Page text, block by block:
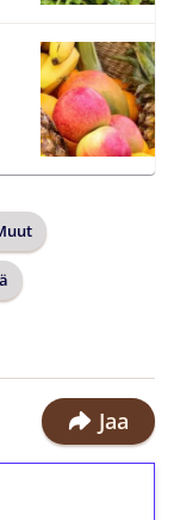
Jaa